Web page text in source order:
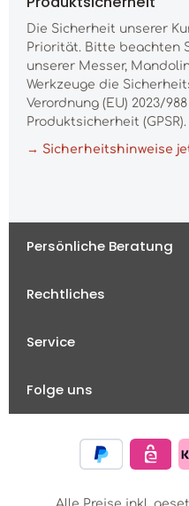
Die Sicherheit unserer
Priorität. Bitte beachten
unserer Messer,
Werkzeuge die
Verordnung (EU) 2023/
Produktsicherheit (GPSR).
→ Sicherheitshinweise
Persönliche Beratung
Rechtliches
Service
Folge uns